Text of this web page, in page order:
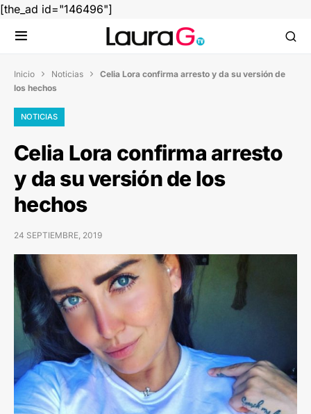
[the_ad id="146496"]
Inicio  Noticias  Celia Lora confirma arresto y da su versión de
los hechos
NOTICIAS
Celia Lora confirma arresto
y da su versión de los
hechos
24 SEPTIEMBRE, 2019